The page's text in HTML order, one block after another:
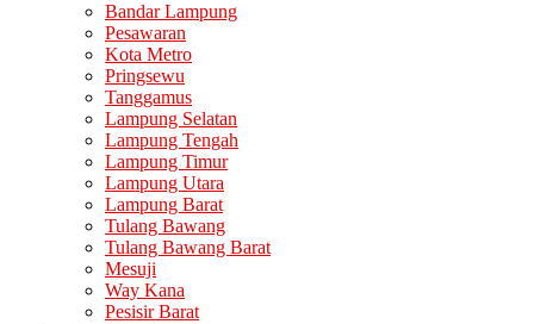
Bandar Lampung
Pesawaran
Kota Metro
Pringsewu
Tanggamus
Lampung Selatan
Lampung Tengah
Lampung Timur
Lampung Utara
Lampung Barat
Tulang Bawang
Tulang Bawang Barat
Mesuji
Way Kana
Pesisir Barat